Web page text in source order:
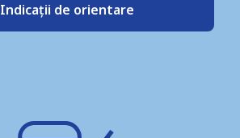
Indicații de orientare